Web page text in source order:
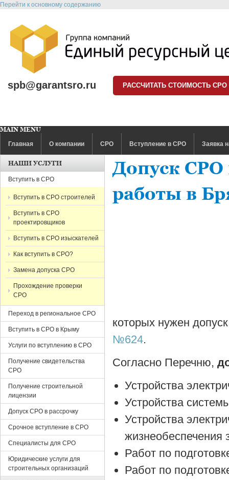
Перейти к основному содержанию
spb@garantsro.ru РАССЧИТАТЬ СТОИМОСТЬ СРО
MAIN MENU
Главная
О компании СРО Вступление в СРО Заявка
Допуск СРО
работы в
которых нужен
№624.
Согласно Перечню,
Устройства
Устройства
Устройства
жизнеобеспечения
Работ по
Работ по
НАШИ УСЛУГИ
Вступить в СРО
Вступить в СРО строителей
Вступить в СРО
проектировщиков
Вступить в СРО изыскателей
Как вступить в СРО?
Замена допуска СРО
Прохождение проверки
СРО
Переход в региональное СРО
Вступить в СРО в Крыму
Услуги по вступлению в СРО
Получение свидетельства
СРО
Получение строительной
лицензии
Допуск СРО в рассрочку
Срочное вступление в СРО
Специалисты для СРО
Юридические услуги для
строительных организаций